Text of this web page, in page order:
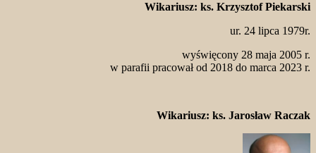
Wikariusz: ks. Krzysztof Piekarski
ur. 24 lipca 1979r.
wyświęcony 28 maja 2005 r.
w parafii pracował od 2018 do marca 2023 r.
Wikariusz: ks. Jarosław Raczak